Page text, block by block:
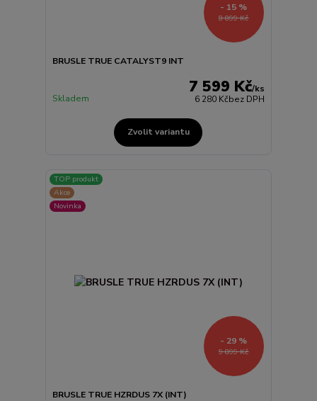
8 899 Kč
- 15 %
BRUSLE TRUE CATALYST9 INT
7 599 Kč/ks
6 280 Kčbez DPH
Skladem
Zvolit variantu
TOP produkt
Akce
Novinka
9 899 Kč
- 29 %
BRUSLE TRUE HZRDUS 7X (INT)